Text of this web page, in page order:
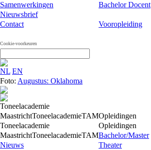
Samenwerkingen
Nieuwsbrief
Contact
Cookie-voorkeuren
Bachelor Docent
Vooropleiding
NL EN
Foto: Augustus: Oklahoma
Toneelacademie
MaastrichtToneelacademieTAM
Toneelacademie
MaastrichtToneelacademieTAM
Nieuws
Opleidingen
Opleidingen
Bachelor/Master
Theater